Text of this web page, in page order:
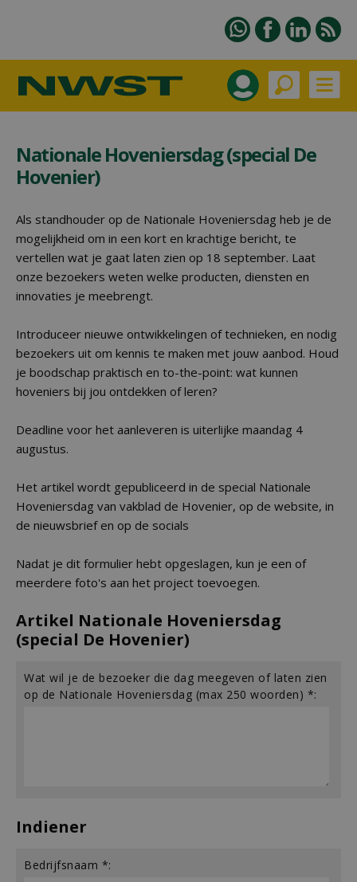
Nationale Hoveniersdag (special De
Hovenier)
Als standhouder op de Nationale Hoveniersdag heb je de
mogelijkheid om in een kort en krachtige bericht, te
vertellen wat je gaat laten zien op 18 september. Laat
onze bezoekers weten welke producten, diensten en
innovaties je meebrengt.
Introduceer nieuwe ontwikkelingen of technieken, en nodig
bezoekers uit om kennis te maken met jouw aanbod. Houd
je boodschap praktisch en to-the-point: wat kunnen
hoveniers bij jou ontdekken of leren?
Deadline voor het aanleveren is uiterlijke maandag 4
augustus.
Het artikel wordt gepubliceerd in de special Nationale
Hoveniersdag van vakblad de Hovenier, op de website, in
de nieuwsbrief en op de socials
Nadat je dit formulier hebt opgeslagen, kun je een of
meerdere foto's aan het project toevoegen.
Artikel Nationale Hoveniersdag
(special De Hovenier)
Wat wil je de bezoeker die dag meegeven of laten zien
op de Nationale Hoveniersdag (max 250 woorden) *:
Indiener
Bedrijfsnaam *: